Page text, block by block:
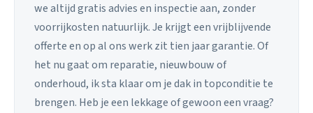
we altijd gratis advies en inspectie aan, zonder
voorrijkosten natuurlijk. Je krijgt een vrijblijvende
offerte en op al ons werk zit tien jaar garantie. Of
het nu gaat om reparatie, nieuwbouw of
onderhoud, ik sta klaar om je dak in topconditie te
brengen. Heb je een lekkage of gewoon een vraag?